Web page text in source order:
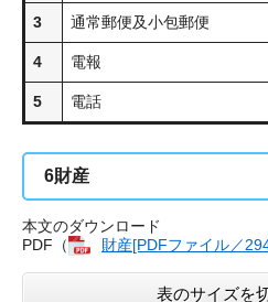
3 通常郵便及小包郵便
4 電報
5 電話
6財産
本文のダウンロード
PDF（
財産[PDFファイル／
表のサイズを